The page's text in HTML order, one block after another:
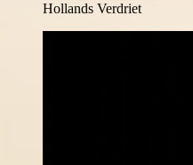
Hollands Verdriet